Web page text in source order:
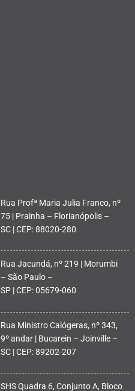
Rua Profª Maria Julia Franco, nº
75 | Prainha – Florianópolis –
SC | CEP: 88020-280
Rua Jacundá, nº 219 | Morumbi
– São Paulo –
SP | CEP: 05679-060
Rua Ministro Calógeras, nº 343,
9º andar | Bucarein – Joinville –
SC | CEP: 89202-207
SHS Quadra 6, Conjunto A, Bloco